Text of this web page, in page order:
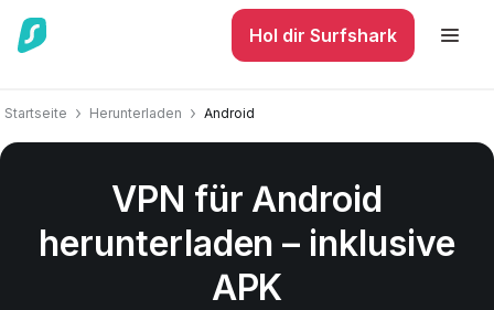
Hol dir Surfshark
Startseite Herunterladen Android
VPN für Android
herunterladen – inklusive
APK